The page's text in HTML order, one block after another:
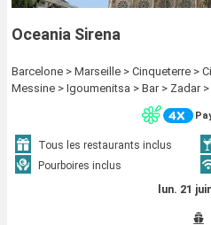
Oceania Sirena
Barcelone > Marseille > Cinqueterre >
Messine > Igoumenitsa > Bar > Zadar
Tous les restaurants inclus
Pourboires inclus
lun. 21